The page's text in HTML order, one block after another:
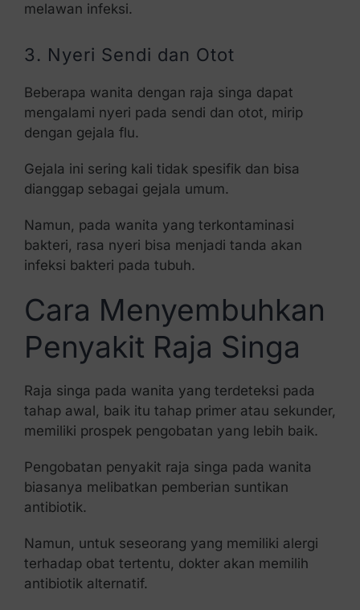
melawan infeksi.
3. Nyeri Sendi dan Otot
Beberapa wanita dengan raja singa dapat
mengalami nyeri pada sendi dan otot, mirip
dengan gejala flu.
Gejala ini sering kali tidak spesifik dan bisa
dianggap sebagai gejala umum.
Namun, pada wanita yang terkontaminasi
bakteri, rasa nyeri bisa menjadi tanda akan
infeksi bakteri pada tubuh.
Cara Menyembuhkan
Penyakit Raja Singa
Raja singa pada wanita yang terdeteksi pada
tahap awal, baik itu tahap primer atau sekunder,
memiliki prospek pengobatan yang lebih baik.
Pengobatan penyakit raja singa pada wanita
biasanya melibatkan pemberian suntikan
antibiotik.
Namun, untuk seseorang yang memiliki alergi
terhadap obat tertentu, dokter akan memilih
antibiotik alternatif.